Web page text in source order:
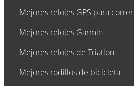
Mejores relojes GPS para correr
Mejores relojes Garmin
Mejores relojes de Triatlon
Mejores rodillos de bicicleta